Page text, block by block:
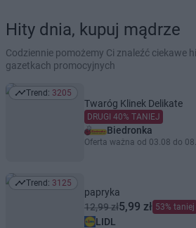
Hity dnia, kupuj mądrze
Codziennie pomożemy Ci znaleźć ciekawe
gazetkach promocyjnych
Trend: 3205
Trend: 3205
Twaróg Klinek Delikate
DRUGI 40% TANIEJ
Biedronka
Oferta ważna od 03.08 do
Trend: 3125
Trend: 3125
papryka
12,99 zł5,99 zł 53% taniej
LIDL